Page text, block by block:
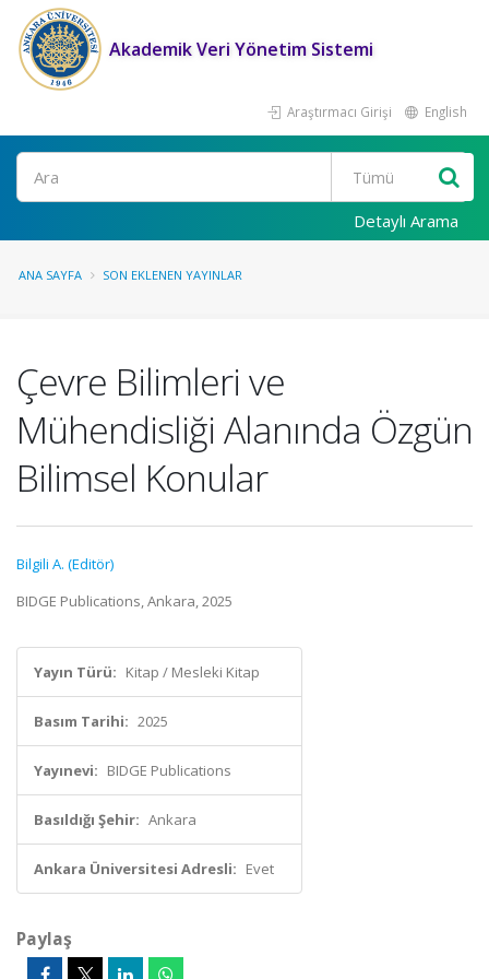
Akademik Veri Yönetim Sistemi
Araştırmacı Girişi English
Ara
Detaylı Arama
ANA SAYFA SON EKLENEN YAYINLAR
Çevre Bilimleri ve
Mühendisliği Alanında Özgün
Bilimsel Konular
Bilgili A. (Editör)
BIDGE Publications, Ankara, 2025
Yayın Türü: Kitap / Mesleki Kitap
Basım Tarihi: 2025
Yayınevi: BIDGE Publications
Basıldığı Şehir: Ankara
Ankara Üniversitesi Adresli: Evet
Paylaş